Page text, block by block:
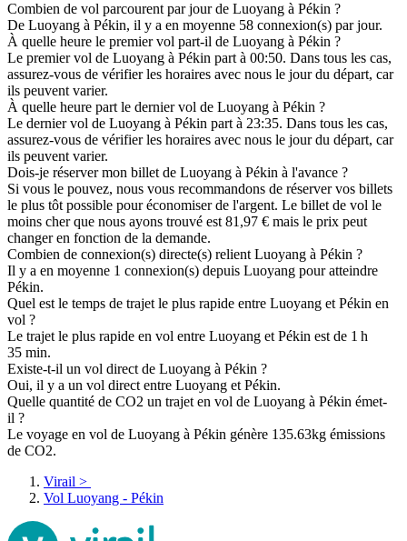
Combien de vol parcourent par jour de Luoyang à Pékin ?
De Luoyang à Pékin, il y a en moyenne 58 connexion(s) par jour.
À quelle heure le premier vol part-il de Luoyang à Pékin ?
Le premier vol de Luoyang à Pékin part à 00:50. Dans tous les cas,
assurez-vous de vérifier les horaires avec nous le jour du départ, car
ils peuvent varier.
À quelle heure part le dernier vol de Luoyang à Pékin ?
Le dernier vol de Luoyang à Pékin part à 23:35. Dans tous les cas,
assurez-vous de vérifier les horaires avec nous le jour du départ, car
ils peuvent varier.
Dois-je réserver mon billet de Luoyang à Pékin à l'avance ?
Si vous le pouvez, nous vous recommandons de réserver vos billets
le plus tôt possible pour économiser de l'argent. Le billet de vol le
moins cher que nous ayons trouvé est 81,97 € mais le prix peut
changer en fonction de la demande.
Combien de connexion(s) directe(s) relient Luoyang à Pékin ?
Il y a en moyenne 1 connexion(s) depuis Luoyang pour atteindre
Pékin.
Quel est le temps de trajet le plus rapide entre Luoyang et Pékin en
vol ?
Le trajet le plus rapide en vol entre Luoyang et Pékin est de 1 h
35 min.
Existe-t-il un vol direct de Luoyang à Pékin ?
Oui, il y a un vol direct entre Luoyang et Pékin.
Quelle quantité de CO2 un trajet en vol de Luoyang à Pékin émet-
il ?
Le voyage en vol de Luoyang à Pékin génère 135.63kg émissions
de CO2.
Virail >
Vol Luoyang - Pékin